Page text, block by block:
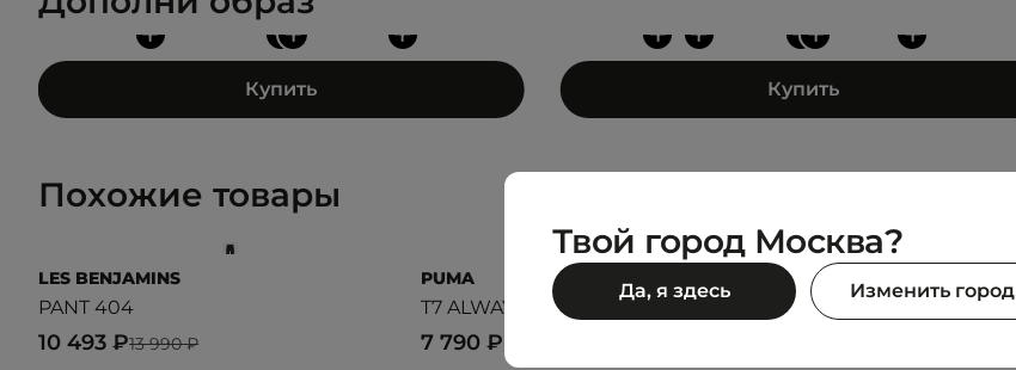
+
+ + +
Купить
+
+
+ +
+
Купить
Похожие товары
LES BENJAMINS
PANT 404
13 990 ₽
10 493 ₽
PUMA
T7 ALWAYS ON
7 790 ₽
LACOSTE
SWEATPANTS
Твой город Москва?
Да, я здесь Изменить город